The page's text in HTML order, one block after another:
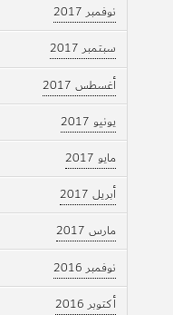
نوفمبر 2017
سبتمبر 2017
أغسطس 2017
يونيو 2017
مايو 2017
أبريل 2017
مارس 2017
نوفمبر 2016
أكتوبر 2016